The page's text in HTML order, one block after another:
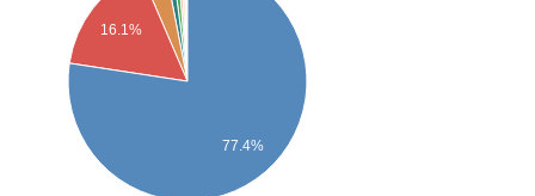
16.1%
77.4%